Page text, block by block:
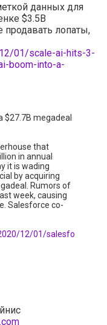
данных для
$3.5B
продавать лопаты,
01/scale-ai-hits-3-
boom-into-a-
$27.7B megadeal
that
in annual
it is wading
by acquiring
Rumors of
week, causing
Salesforce co-
12/01/salesfo